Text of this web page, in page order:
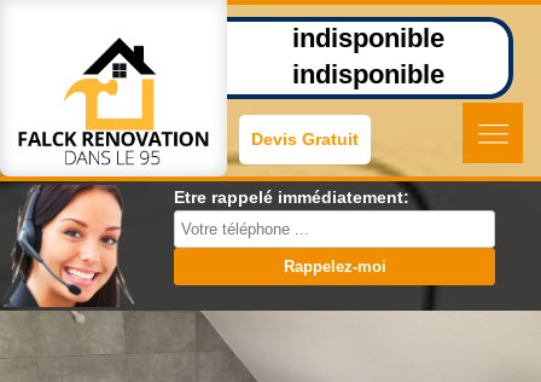
indisponible
indisponible
Devis Gratuit
Etre rappelé immédiatement: